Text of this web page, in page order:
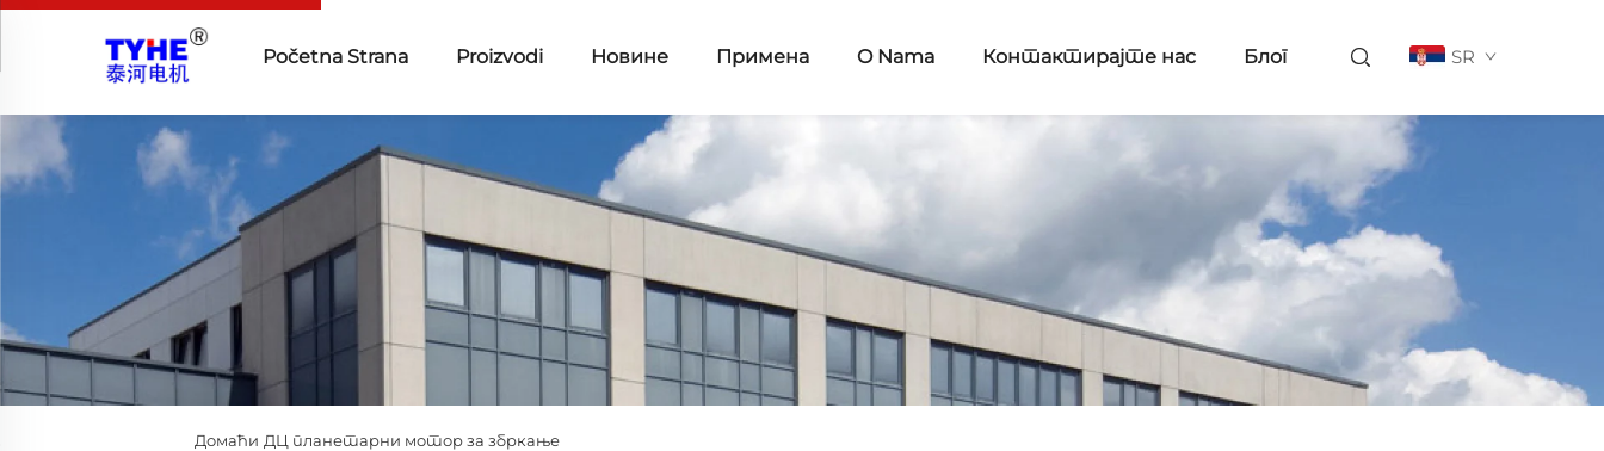
Početna Strana Proizvodi Новине Примена O Nama Контактирајте нас Блог SR
Домаћи ДЦ планетарни мотор за збркање